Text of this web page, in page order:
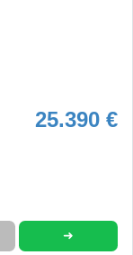
25.390 €
➜